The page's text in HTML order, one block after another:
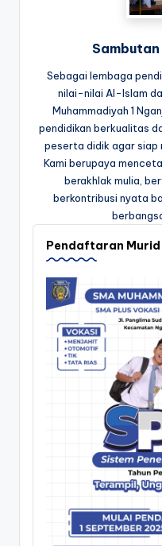
Sebagai lembaga
nilai-nilai Al-Islam
Muhammadiyah 1
pendidikan berkualitas
peserta didik agar siap
Kami berupaya
berakhlak mulia,
berkontribusi nyata
Pendaftaran Murid